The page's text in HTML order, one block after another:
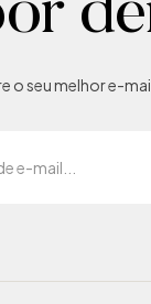
o seu melhor e-